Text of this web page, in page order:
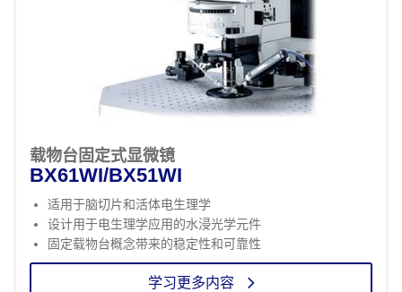
载物台固定式显微镜
BX61WI/BX51WI
适用于脑切片和活体电生理学
设计用于电生理学应用的水浸光学元件
固定载物台概念带来的稳定性和可靠性
学习更多内容